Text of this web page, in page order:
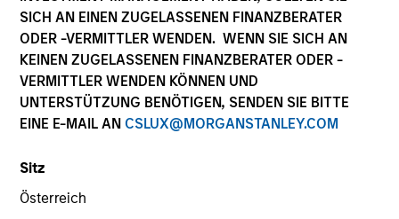
SICH AN EINEN ZUGELASSENEN FINANZBERATER
ODER -VERMITTLER WENDEN. WENN SIE SICH AN
KEINEN ZUGELASSENEN FINANZBERATER ODER -
VERMITTLER WENDEN KÖNNEN UND
UNTERSTÜTZUNG BENÖTIGEN, SENDEN SIE BITTE
EINE E-MAIL AN CSLUX@MORGANSTANLEY.COM
Sitz
Österreich
Dieses Dokument ist ein Marketingdokument.
Die Wertentwicklung in der Vergangenheit ist kein
verlässlicher Indikator für die künftige Wertentwicklung.
Die Rendite kann infolge von Währungsschwankungen
steigen oder sinken. Alle Performanceangaben werden auf
Basis der Nettoinventarwerte (NIW) berechnet. Alle
Stanley Investment Management.
Klicken Sie auf den Fondsnamen, um Informationen über
die Renditen des Kalenderjahres zu erhalten.